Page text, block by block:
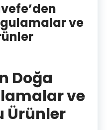
ve
Doğa
ve
Ürünler